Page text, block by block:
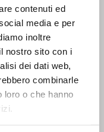
contenuti ed
media e per
inoltre
nostro sito con i
dei dati web,
combinarle
loro o che hanno
d’Argento